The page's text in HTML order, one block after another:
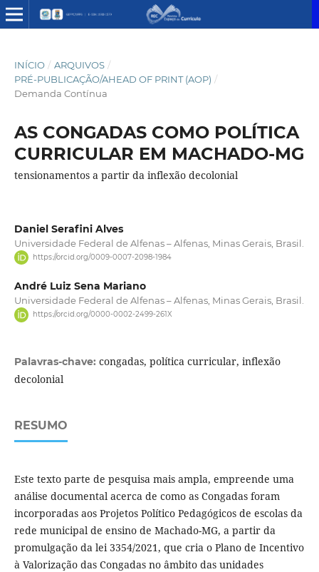
INÍCIO / ARQUIVOS /
PRÉ-PUBLICAÇÃO/AHEAD OF PRINT (AOP) /
Demanda Contínua
AS CONGADAS COMO POLÍTICA
CURRICULAR EM MACHADO-MG
tensionamentos a partir da inflexão decolonial
Daniel Serafini Alves
Universidade Federal de Alfenas – Alfenas, Minas Gerais, Brasil.
https://orcid.org/0009-0007-2098-1984
André Luiz Sena Mariano
Universidade Federal de Alfenas – Alfenas, Minas Gerais, Brasil.
https://orcid.org/0000-0002-2499-261X
Palavras-chave: congadas, política curricular, inflexão
decolonial
RESUMO
Este texto parte de pesquisa mais ampla, empreende uma
análise documental acerca de como as Congadas foram
incorporadas aos Projetos Político Pedagógicos de escolas da
rede municipal de ensino de Machado-MG, a partir da
promulgação da lei 3354/2021, que cria o Plano de Incentivo
à Valorização das Congadas no âmbito das unidades